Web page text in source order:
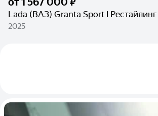
Lada (ВАЗ) Granta Sport I Рестайлинг
2025